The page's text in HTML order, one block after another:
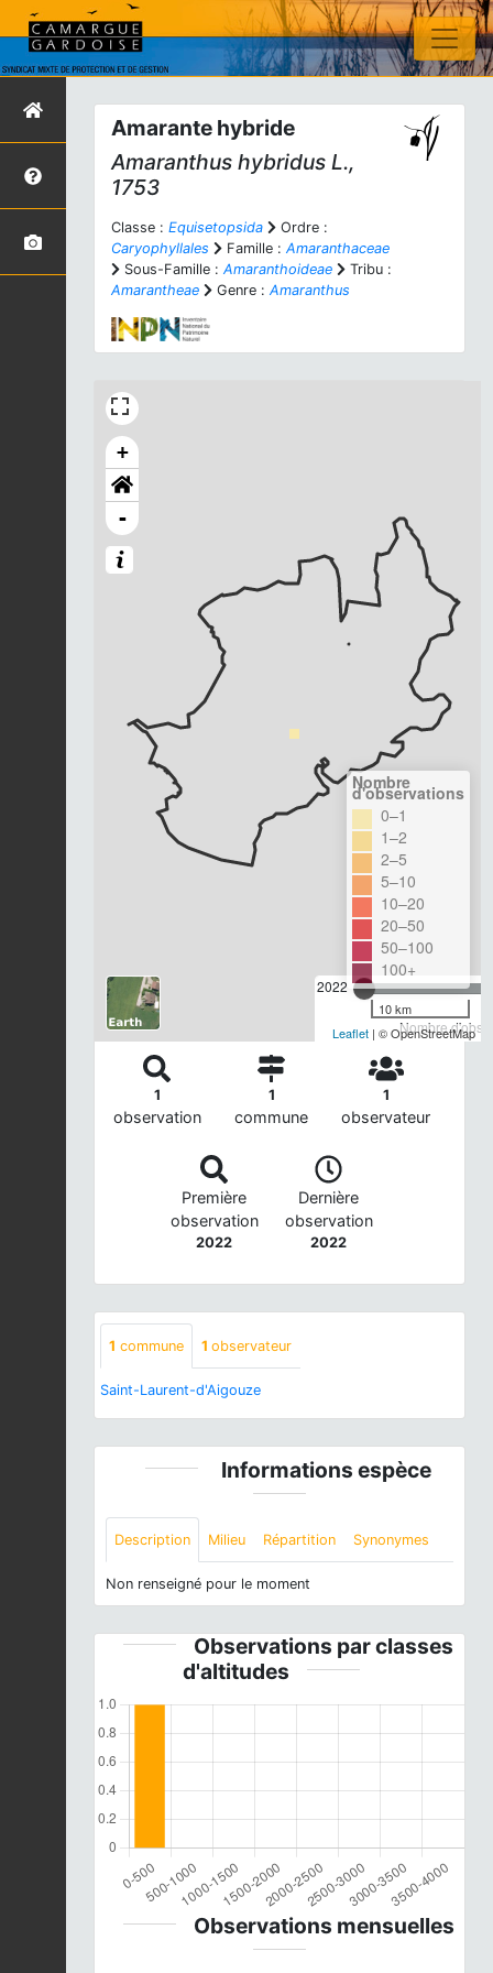
Amarante hybride
Amaranthus hybridus L.,
1753
Classe : Equisetopsida
Ordre :
Caryophyllales
Famille : Amaranthaceae
Sous-Famille : Amaranthoideae
Tribu :
Amarantheae
Genre : Amaranthus
+
-
2022
Nombre
Nombre
d'observations
0–1
1–2
2–5
5–10
10–20
20–50
50–100
100+
10 km
Leaflet | © OpenStreetMap
1
observation
1
commune
1
observateur
Première
observation
2022
Dernière
observation
2022
1 commune 1 observateur
Saint-Laurent-d'Aigouze
Informations espèce
Description Milieu Répartition Synonymes
Non renseigné pour le moment
Observations par classes
d'altitudes
Observations mensuelles